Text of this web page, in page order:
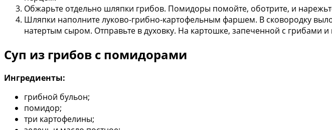
Обжарьте отдельно шляпки грибов. Помидоры помойте, оботрите, и
Шляпки наполните луково-грибно-картофельным фаршем. В сковородку
натертым сыром. Отправьте в духовку. На картошке, запеченной с грибами
Суп из грибов с помидорами
Ингредиенты:
грибной бульон;
помидор;
три картофелины;